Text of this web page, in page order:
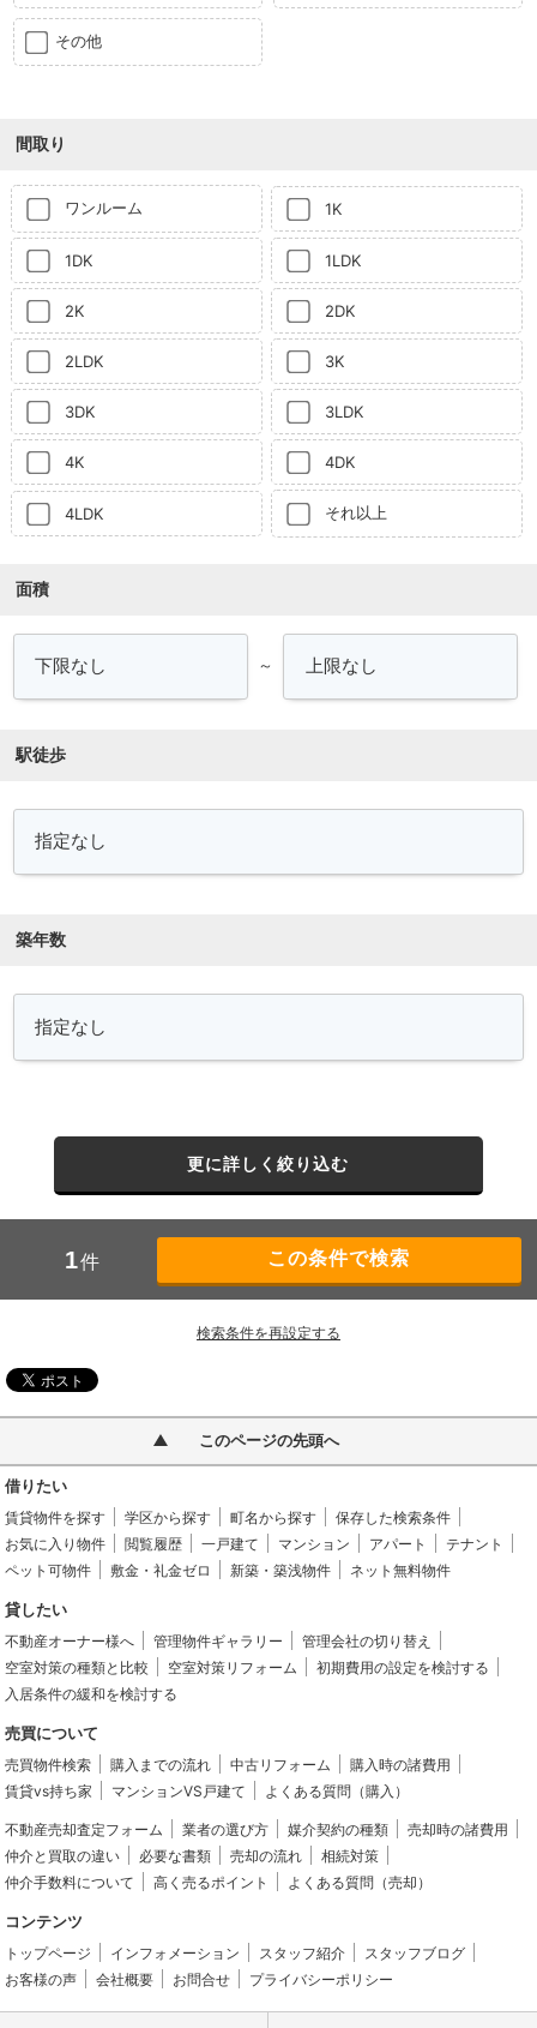
その他
間取り
ワンルーム 1K
1DK 1LDK
2K 2DK
2LDK 3K
3DK 3LDK
4K 4DK
4LDK それ以上
面積
～
駅徒歩
築年数
更に詳しく絞り込む
1件
検索条件を再設定する
このページの先頭へ
借りたい
賃貸物件を探す 学区から探す 町名から探す
保存した検索条件
お気に入り物件
閲覧履歴 一戸建て マンション アパート
テナント
ペット可物件
敷金・礼金ゼロ 新築・築浅物件 ネット無料物件
貸したい
不動産オーナー様へ 管理物件ギャラリー
管理会社の切り替え
空室対策の種類と比較
空室対策リフォーム
初期費用の設定を検討する
入居条件の緩和を検討する
売買について
売買物件検索 購入までの流れ 中古リフォーム
購入時の諸費用
賃貸vs持ち家
マンションVS戸建て よくある質問（購入）
不動産売却査定フォーム 業者の選び方 媒介契約の種類
売却時の諸費用
仲介と買取の違い
必要な書類 売却の流れ
相続対策
仲介手数料について
高く売るポイント よくある質問（売却）
コンテンツ
トップページ インフォメーション スタッフ紹介
スタッフブログ
お客様の声
会社概要 お問合せ プライバシーポリシー